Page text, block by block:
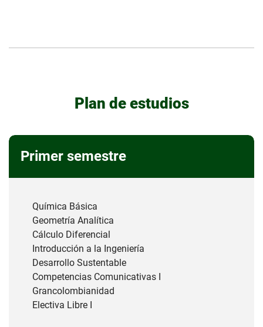
Plan de estudios
Primer semestre
Química Básica
Geometría Analítica
Cálculo Diferencial
Introducción a la Ingeniería
Desarrollo Sustentable
Competencias Comunicativas I
Grancolombianidad
Electiva Libre I